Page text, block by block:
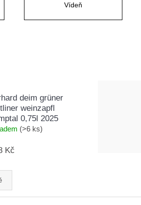
Vídeň
deim grüner
weinzapfl
0,75l 2025
(>6 ks)
Kč